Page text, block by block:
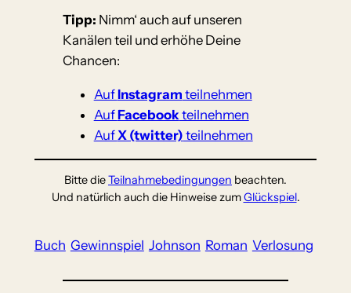
Tipp: Nimm‘ auch auf unseren
Kanälen teil und erhöhe Deine
Chancen:
AufInstagram teilnehmen
AufFacebook teilnehmen
Auf X (twitter) teilnehmen
Bitte dieTeilnahmebedingungen beachten.
Und natürlich auch die Hinweise zumGlückspiel.
Buch Gewinnspiel Johnson Roman Verlosung